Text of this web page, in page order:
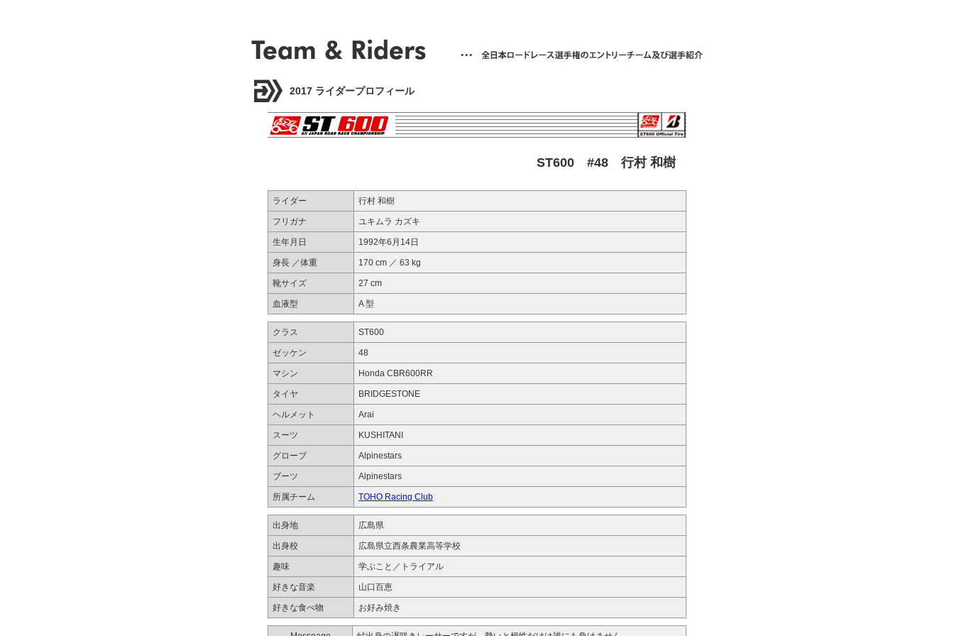
2017 ライダープロフィール
ST600 #48 行村 和樹
ライダー 行村 和樹
フリガナ ユキムラ カズキ
生年月日 1992年6月14日
身長 ／体重 170 cm ／ 63 kg
靴サイズ 27 cm
血液型 A 型
クラス ST600
ゼッケン 48
マシン Honda CBR600RR
タイヤ BRIDGESTONE
ヘルメット Arai
スーツ KUSHITANI
グローブ Alpinestars
ブーツ Alpinestars
所属チーム TOHO Racing Club
出身地 広島県
出身校 広島県立西条農業高等学校
趣味 学ぶこと／トライアル
好きな音楽 山口百恵
好きな食べ物 お好み焼き